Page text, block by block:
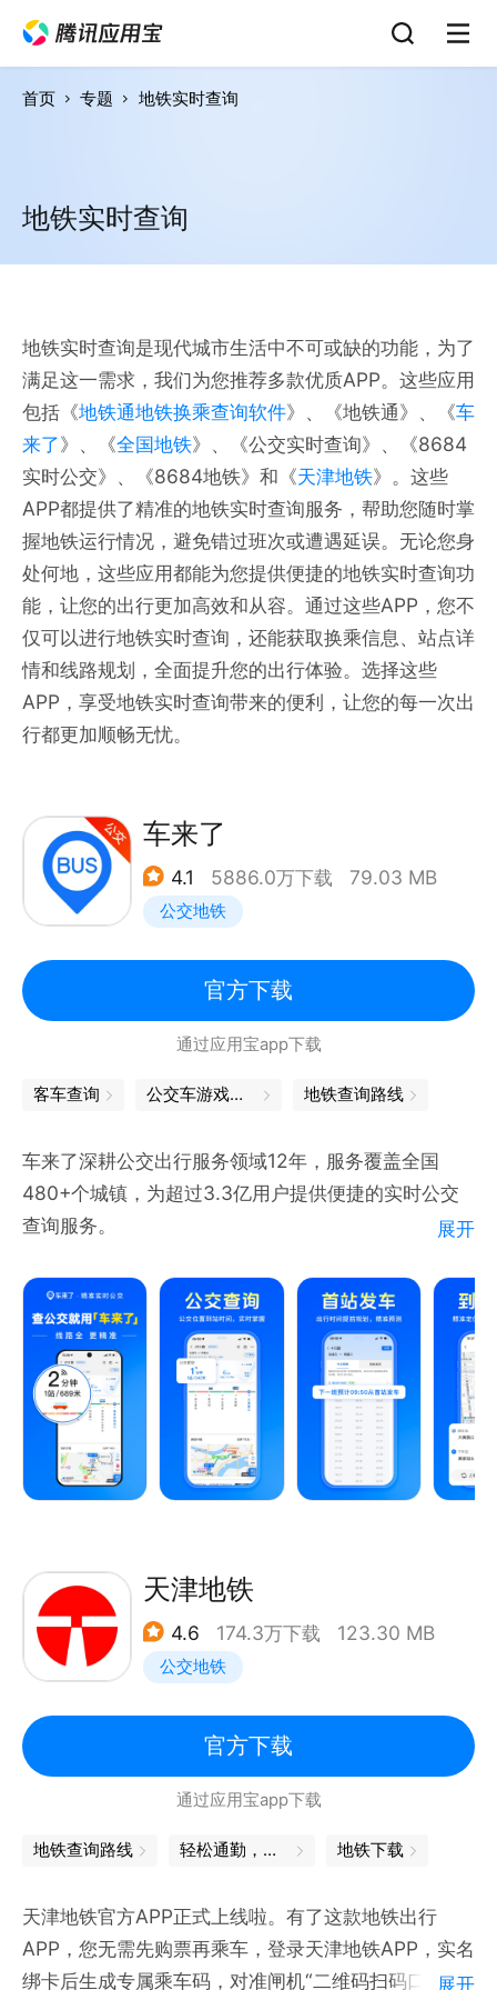
首页 专题 地铁实时查询
地铁实时查询
地铁实时查询是现代城市生活中不可或缺的功能，为了
满足这一需求，我们为您推荐多款优质APP。这些应用
包括《地铁通地铁换乘查询软件》、《地铁通》、《车
来了》、《全国地铁》、《公交实时查询》、《8684
实时公交》、《8684地铁》和《天津地铁》。这些
APP都提供了精准的地铁实时查询服务，帮助您随时掌
握地铁运行情况，避免错过班次或遭遇延误。无论您身
处何地，这些应用都能为您提供便捷的地铁实时查询功
能，让您的出行更加高效和从容。通过这些APP，您不
仅可以进行地铁实时查询，还能获取换乘信息、站点详
情和线路规划，全面提升您的出行体验。选择这些
APP，享受地铁实时查询带来的便利，让您的每一次出
行都更加顺畅无忧。
车来了
4.1 5886.0万下载 79.03 MB
公交地铁
官方下载
通过应用宝app下载
客车查询 公交车游戏大全 地铁查询路线
车来了深耕公交出行服务领域12年，服务覆盖全国
480+个城镇，为超过3.3亿用户提供便捷的实时公交
查询服务。
【产品介绍】
实时公交：提供精准的实时车辆位置、到站时间、停靠
站点等信息，让用户对“公交到哪了”心中有数，告别等
车焦虑，从容出行。
上下车提醒：提供上下车提醒设置及到站语音提醒，不
必担心错过车或坐过站。
使在首站候车也能知晓公交何时发车。
路线规划：提供公交、地铁、打车、骑行等多种换乘方
案对比，帮助用户在异地或其他陌生场景下快速找到合
【已覆盖城市】
车来了与295家交通实体深度合作，是中国的实时公交
信息平台（按城市覆盖数计），已覆盖全国470+城
阳、广州、武汉、抚顺、南京、成都、佛山、西安、兰
州、北京、长春、大庆、贵阳、呼和浩特、宁波、吉
林、齐齐哈尔、长沙、佳木斯、六盘水、鞍山、遵义、
展开
天津地铁
4.6 174.3万下载 123.30 MB
公交地铁
官方下载
通过应用宝app下载
地铁查询路线 轻松通勤，准点查 地铁下载
天津地铁官方APP正式上线啦。有了这款地铁出行
APP，您无需先购票再乘车，登录天津地铁APP，实名
绑卡后生成专属乘车码，对准闸机“二维码扫码口”轻轻
展开